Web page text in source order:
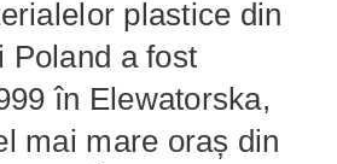
plastice din
Poland a fost
în Elewatorska,
mai mare oraș din